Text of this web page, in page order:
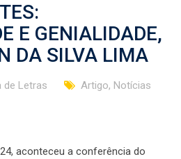
E GENIALIDADE,
DA SILVA LIMA
de Letras Artigo, Notícias
aconteceu a conferência do